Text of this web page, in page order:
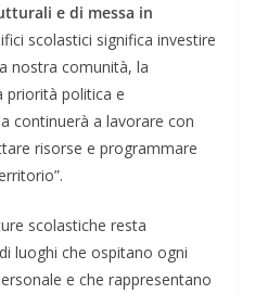
e di messa in
scolastici significa investire
nostra comunità, la
priorità politica e
continuerà a lavorare con
risorse e programmare
scolastiche resta
luoghi che ospitano ogni
e che rappresentano